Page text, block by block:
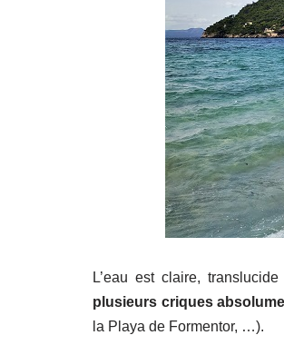
L’eau est claire,
plusieurs criques
la Playa de Formentor, …).